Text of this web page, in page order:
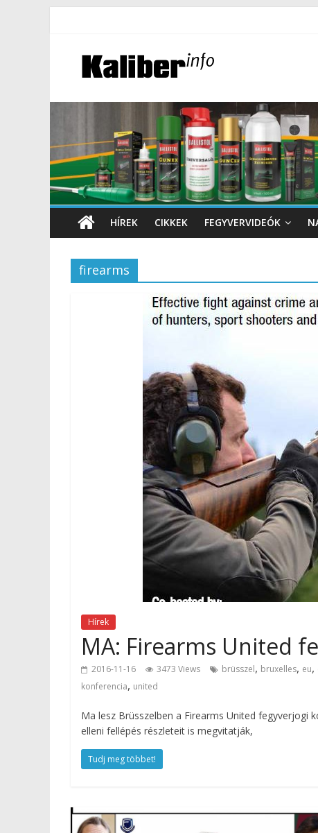
HÍREK CIKKEK FEGYVERVIDEÓK
firearms
Hírek
MA: Firearms United
2016-11-16 3473 Views brüsszel, bruxelles, eu,
konferencia, united
Ma lesz Brüsszelben a Firearms United fegyverjogi
elleni fellépés részleteit is megvitatják,
Tudj meg többet!